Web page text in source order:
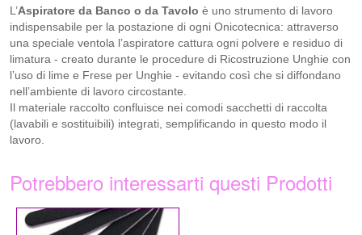
L’Aspiratore da Banco o da Tavolo è uno strumento di lavoro
indispensabile per la postazione di ogni Onicotecnica: attraverso
una speciale ventola l’aspiratore cattura ogni polvere e residuo di
limatura - creato durante le procedure di Ricostruzione Unghie con
l’uso di lime e Frese per Unghie - evitando così che si diffondano
nell’ambiente di lavoro circostante.
Il materiale raccolto confluisce nei comodi sacchetti di raccolta
(lavabili e sostituibili) integrati, semplificando in questo modo il
lavoro.
Potrebbero interessarti questi Prodotti
0,75 €